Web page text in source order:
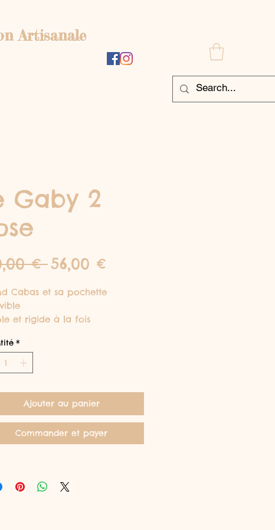
Artisanale
Gaby 2
€ Prix
56,00 €
Cabas et sa pochette
et rigide à la fois
*
Ajouter au panier
Commander et payer